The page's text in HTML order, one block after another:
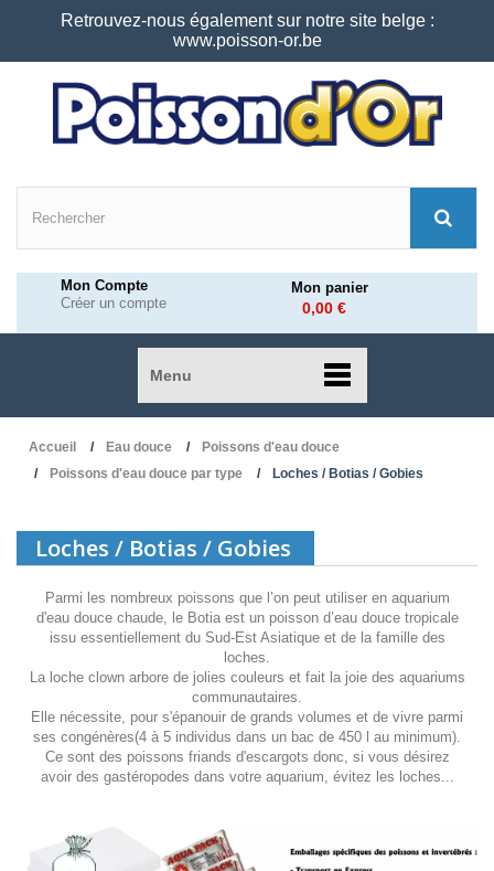
Retrouvez-nous également sur notre site belge :
www.poisson-or.be
Mon Compte
Créer un compte
Mon panier
0,00 €
Menu
Accueil Eau douce
Poissons d'eau douce
Poissons d'eau douce par type
Loches / Botias / Gobies
Loches / Botias / Gobies
Parmi les nombreux poissons que l’on peut utiliser en aquarium
d'eau douce chaude, le Botia est un poisson d’eau douce tropicale
issu essentiellement du Sud-Est Asiatique et de la famille des
loches.
La loche clown arbore de jolies couleurs et fait la joie des aquariums
communautaires.
Elle nécessite, pour s'épanouir de grands volumes et de vivre parmi
ses congénères(4 à 5 individus dans un bac de 450 l au minimum).
Ce sont des poissons friands d'escargots donc, si vous désirez
avoir des gastéropodes dans votre aquarium, évitez les loches...